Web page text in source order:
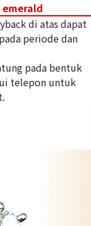
emerald
di atas dapat
periode dan
pada bentuk
telepon untuk